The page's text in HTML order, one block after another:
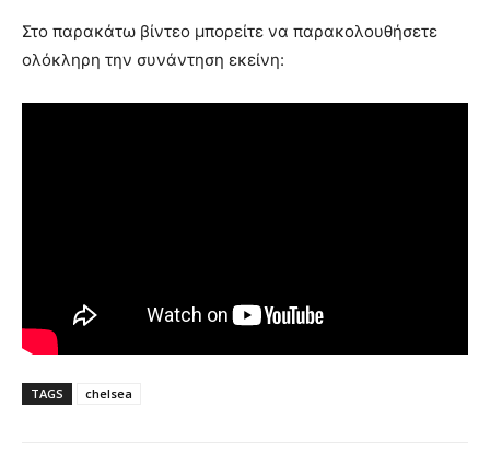
Στο παρακάτω βίντεο μπορείτε να παρακολουθήσετε
ολόκληρη την συνάντηση εκείνη:
TAGS chelsea